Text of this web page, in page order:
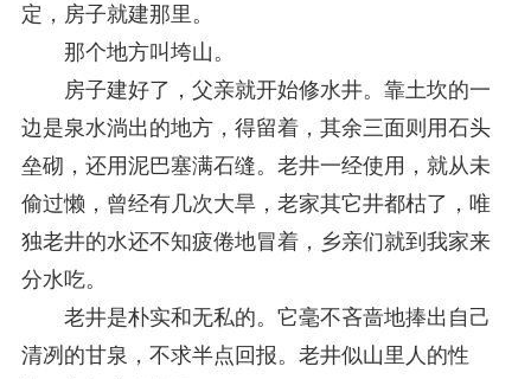
定，房子就建那里。
那个地方叫垮山。
房子建好了，父亲就开始修水井。靠土坎的一
边是泉水淌出的地方，得留着，其余三面则用石头
垒砌，还用泥巴塞满石缝。老井一经使用，就从未
偷过懒，曾经有几次大旱，老家其它井都枯了，唯
独老井的水还不知疲倦地冒着，乡亲们就到我家来
分水吃。
老井是朴实和无私的。它毫不吝啬地捧出自己
清冽的甘泉，不求半点回报。老井似山里人的性